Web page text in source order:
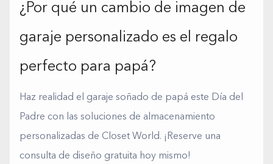
¿Por qué un cambio de imagen de
garaje personalizado es el regalo
perfecto para papá?
Haz realidad el garaje soñado de papá este Día del
Padre con las soluciones de almacenamiento
personalizadas de Closet World. ¡Reserve una
consulta de diseño gratuita hoy mismo!